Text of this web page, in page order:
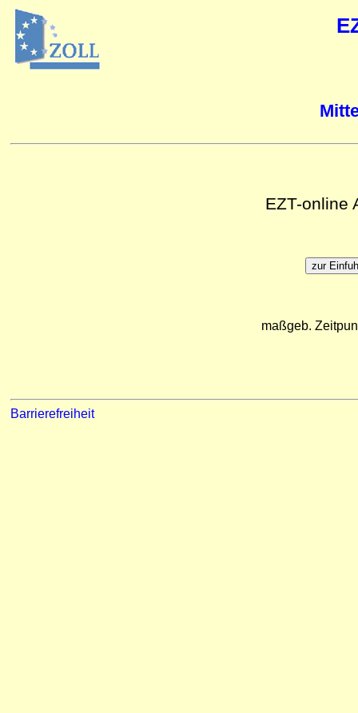
EZT-online
maßgeb.
Barrierefreiheit